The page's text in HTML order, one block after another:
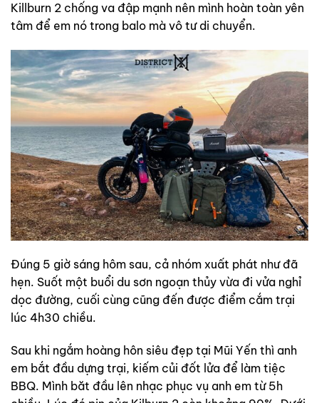
Killburn 2 chống va đập mạnh nên mình hoàn toàn yên
tâm để em nó trong balo mà vô tư di chuyển.
Đúng 5 giờ sáng hôm sau, cả nhóm xuất phát như đã
hẹn. Suốt một buổi du sơn ngoạn thủy vừa đi vửa nghỉ
dọc đường, cuối cùng cũng đến được điểm cắm trại
lúc 4h30 chiều.
Sau khi ngắm hoàng hôn siêu đẹp tại Mũi Yến thì anh
em bắt đầu dựng trại, kiếm củi đốt lửa để làm tiệc
BBQ. Mình băt đầu lên nhạc phục vụ anh em từ 5h